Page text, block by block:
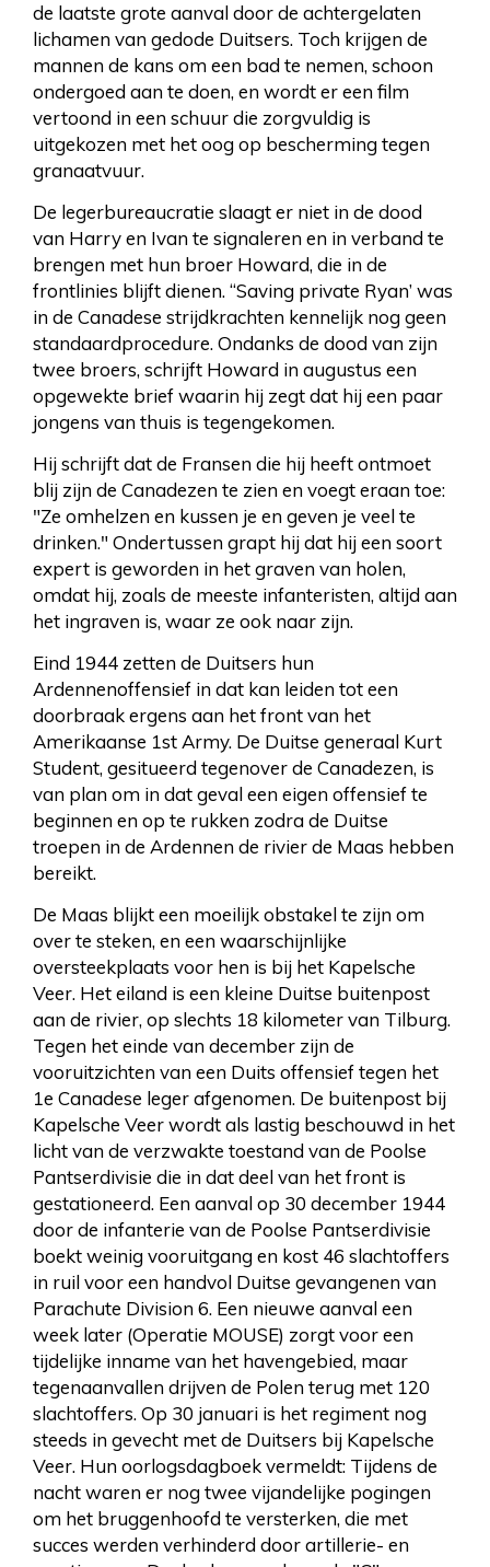
de laatste grote aanval door de achtergelaten
lichamen van gedode Duitsers. Toch krijgen de
mannen de kans om een bad te nemen, schoon
ondergoed aan te doen, en wordt er een film
vertoond in een schuur die zorgvuldig is
uitgekozen met het oog op bescherming tegen
granaatvuur.
De legerbureaucratie slaagt er niet in de dood
van Harry en Ivan te signaleren en in verband te
brengen met hun broer Howard, die in de
frontlinies blijft dienen. “Saving private Ryan’ was
in de Canadese strijdkrachten kennelijk nog geen
standaardprocedure. Ondanks de dood van zijn
twee broers, schrijft Howard in augustus een
opgewekte brief waarin hij zegt dat hij een paar
jongens van thuis is tegengekomen.
Hij schrijft dat de Fransen die hij heeft ontmoet
blij zijn de Canadezen te zien en voegt eraan toe:
"Ze omhelzen en kussen je en geven je veel te
drinken." Ondertussen grapt hij dat hij een soort
expert is geworden in het graven van holen,
omdat hij, zoals de meeste infanteristen, altijd aan
het ingraven is, waar ze ook naar zijn.
Eind 1944 zetten de Duitsers hun
Ardennenoffensief in dat kan leiden tot een
doorbraak ergens aan het front van het
Amerikaanse 1st Army. De Duitse generaal Kurt
Student, gesitueerd tegenover de Canadezen, is
van plan om in dat geval een eigen offensief te
beginnen en op te rukken zodra de Duitse
troepen in de Ardennen de rivier de Maas hebben
bereikt.
De Maas blijkt een moeilijk obstakel te zijn om
over te steken, en een waarschijnlijke
oversteekplaats voor hen is bij het Kapelsche
Veer. Het eiland is een kleine Duitse buitenpost
aan de rivier, op slechts 18 kilometer van Tilburg.
Tegen het einde van december zijn de
vooruitzichten van een Duits offensief tegen het
1e Canadese leger afgenomen. De buitenpost bij
Kapelsche Veer wordt als lastig beschouwd in het
licht van de verzwakte toestand van de Poolse
Pantserdivisie die in dat deel van het front is
gestationeerd. Een aanval op 30 december 1944
door de infanterie van de Poolse Pantserdivisie
boekt weinig vooruitgang en kost 46 slachtoffers
in ruil voor een handvol Duitse gevangenen van
Parachute Division 6. Een nieuwe aanval een
week later (Operatie MOUSE) zorgt voor een
tijdelijke inname van het havengebied, maar
tegenaanvallen drijven de Polen terug met 120
slachtoffers. Op 30 januari is het regiment nog
steeds in gevecht met de Duitsers bij Kapelsche
Veer. Hun oorlogsdagboek vermeldt: Tijdens de
nacht waren er nog twee vijandelijke pogingen
om het bruggenhoofd te versterken, die met
succes werden verhinderd door artillerie- en